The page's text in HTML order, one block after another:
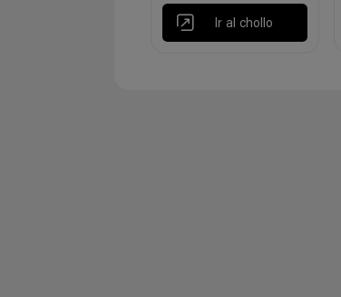
Ir al chollo